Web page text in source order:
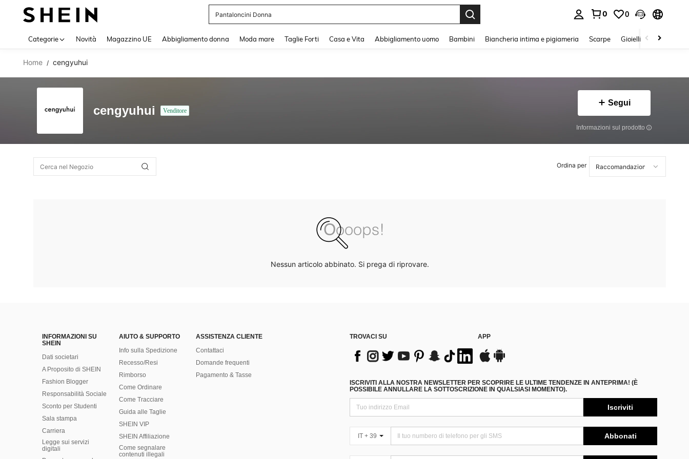
Pantaloncini Donna
0 0
Categorie Novità Magazzino UE Abbigliamento donna Moda mare Taglie Forti Casa e Vita Abbigliamento uomo Bambini Biancheria intima e pigiameria Scarpe Gioielli E Accessori
Home / cengyuhui
cengyuhui Venditore
Segui
Informazioni sul prodotto
Ordina per
Nessun articolo abbinato. Si prega di riprovare.
INFORMAZIONI SU
SHEIN
Dati societari
A Proposito di SHEIN
Fashion Blogger
Responsabilità Sociale
Sconto per Studenti
Sala stampa
Carriera
Legge sui servizi
digitali
AIUTO & SUPPORTO
Info sulla Spedizione
Recesso/Resi
Rimborso
Come Ordinare
Come Tracciare
Guida alle Taglie
SHEIN VIP
SHEIN Affiliazione
Come segnalare
contenuti illegali
ASSISTENZA CLIENTE
Contattaci
Domande frequenti
Pagamento & Tasse
TROVACI SU APP
ISCRIVITI ALLA NOSTRA NEWSLETTER PER SCOPRIRE LE ULTIME TENDENZE IN ANTEPRIMA! (È
POSSIBILE ANNULLARE LA SOTTOSCRIZIONE IN QUALSIASI MOMENTO).
Iscriviti
IT + 39 Abbonati